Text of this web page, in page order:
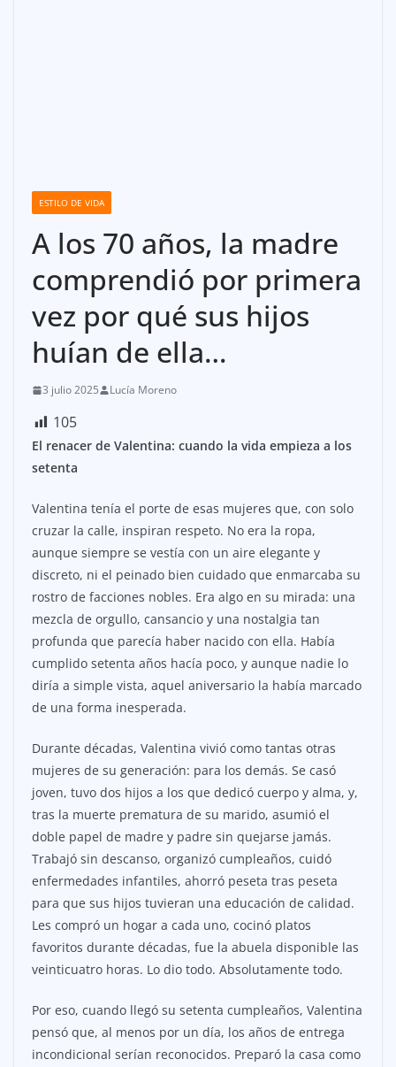
ESTILO DE VIDA
A los 70 años, la madre
comprendió por primera
vez por qué sus hijos
huían de ella…
3 julio 2025 Lucía Moreno
105
El renacer de Valentina: cuando la vida empieza a los
setenta
Valentina tenía el porte de esas mujeres que, con solo
cruzar la calle, inspiran respeto. No era la ropa,
aunque siempre se vestía con un aire elegante y
discreto, ni el peinado bien cuidado que enmarcaba su
rostro de facciones nobles. Era algo en su mirada: una
mezcla de orgullo, cansancio y una nostalgia tan
profunda que parecía haber nacido con ella. Había
cumplido setenta años hacía poco, y aunque nadie lo
diría a simple vista, aquel aniversario la había marcado
de una forma inesperada.
Durante décadas, Valentina vivió como tantas otras
mujeres de su generación: para los demás. Se casó
joven, tuvo dos hijos a los que dedicó cuerpo y alma, y,
tras la muerte prematura de su marido, asumió el
doble papel de madre y padre sin quejarse jamás.
Trabajó sin descanso, organizó cumpleaños, cuidó
enfermedades infantiles, ahorró peseta tras peseta
para que sus hijos tuvieran una educación de calidad.
Les compró un hogar a cada uno, cocinó platos
favoritos durante décadas, fue la abuela disponible las
veinticuatro horas. Lo dio todo. Absolutamente todo.
Por eso, cuando llegó su setenta cumpleaños, Valentina
pensó que, al menos por un día, los años de entrega
incondicional serían reconocidos. Preparó la casa como